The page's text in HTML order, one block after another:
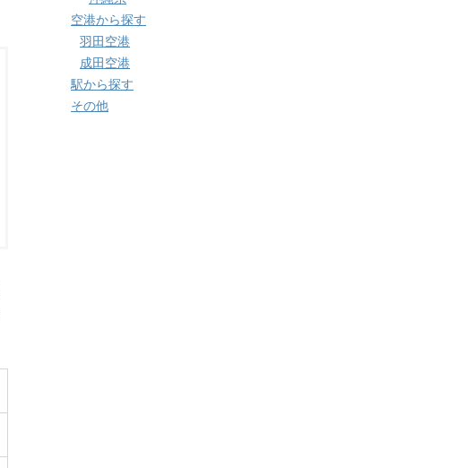
空港から探す
羽田空港
成田空港
駅から探す
その他